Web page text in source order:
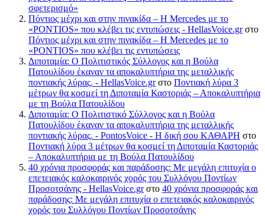
σφετερισμό»
Πόντιος μέχρι και στην πινακίδα – Η Mercedes με το
«PONTIOS» που κλέβει τις εντυπώσεις - HellasVoice.grστο
Πόντιος μέχρι και στην πινακίδα – Η Mercedes με το
«PONTIOS» που κλέβει τις εντυπώσεις
Διποταμία: Ο Πολιτιστικός Σύλλογος και η Βούλα
Πατουλίδου έκαναν τα αποκαλυπτήρια της μεταλλικής
ποντιακής λύρας. - HellasVoice.grστο Ποντιακή λύρα 3
μέτρων θα κοσμεί τη Διποταμία Καστοριάς – Αποκαλυπτήρια
με τη Βούλα Πατουλίδου
Διποταμία: Ο Πολιτιστικό Σύλλογος και η Βούλα
Πατουλίδου έκαναν τα αποκαλυπτήρια της μεταλλικής
ποντιακής λύρας. - PontosVoice - H δική σου ΚΑΘΑΡΗ στο
Ποντιακή λύρα 3 μέτρων θα κοσμεί τη Διποταμία Καστοριάς
– Αποκαλυπτήρια με τη Βούλα Πατουλίδου
40 χρόνια προσφοράς και παράδοσης: Με μεγάλη επιτυχία ο
επετειακός καλοκαιρινός χορός του Συλλόγου Ποντίων
Προσοτσάνης - HellasVoice.grστο 40 χρόνια προσφοράς και
παράδοσης: Με μεγάλη επιτυχία ο επετειακός καλοκαιρινός
χορός του Συλλόγου Ποντίων Προσοτσάνης